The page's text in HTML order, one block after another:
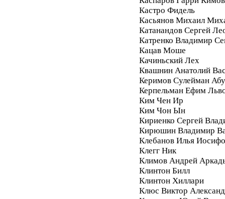
Кастро Фидель
Касьянов Михаил
Катанандов Сергей
Катренко Владимир
Кацав Моше
Качиньский Лех
Квашнин Анатолий
Керимов Сулейман
Керпельман Ефим
Ким Чен Ир
Ким Чон Ын
Кириенко Сергей
Кирюшин Владимир
Клебанов Илья
Клегг Ник
Климов Андрей
Клинтон Билл
Клинтон Хиллари
Клюс Виктор